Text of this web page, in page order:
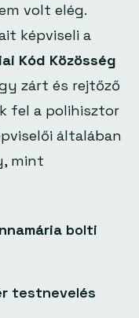
volt elég.
képviseli a
Kód Közösség
zárt és rejtőző
fel a polihisztor
általában
mint
bolti
testnevelés